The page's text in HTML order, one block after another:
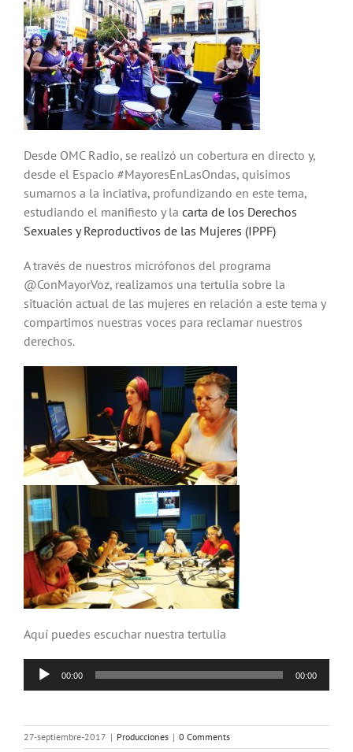
Desde OMC Radio, se realizó un cobertura en directo y,
desde el Espacio #MayoresEnLasOndas, quisimos
sumarnos a la inciativa, profundizando en este tema,
estudiando el manifiesto y la carta de los Derechos
Sexuales y Reproductivos de las Mujeres (IPPF)
A través de nuestros micrófonos del programa
@ConMayorVoz, realizamos una tertulia sobre la
situación actual de las mujeres en relación a este tema y
compartimos nuestras voces para reclamar nuestros
derechos.
Aquí puedes escuchar nuestra tertulia
Reproductor
00:00 00:00
27-septiembre-2017 | Producciones | 0 Comments